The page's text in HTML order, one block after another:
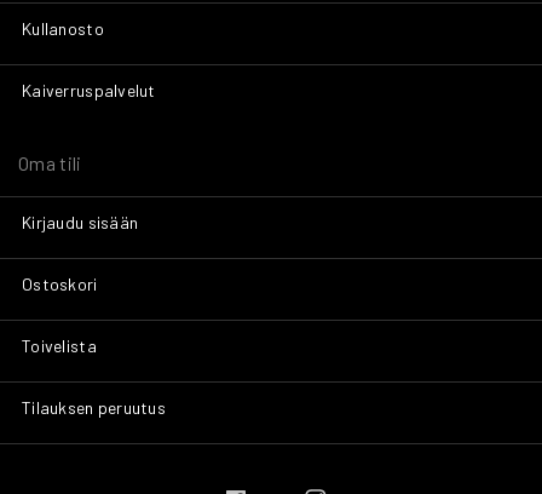
Kullanosto
Kaiverruspalvelut
Oma tili
Kirjaudu sisään
Ostoskori
Toivelista
Tilauksen peruutus